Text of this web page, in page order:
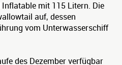
mit 115 Litern. Die
auf, dessen
vom Unterwasserschiff
des Dezember verfügbar